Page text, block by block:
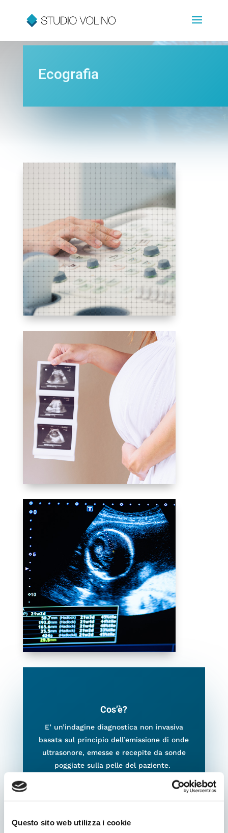
Questo sito web utilizza i cookie
Ecografia
Cos’è?
E’ un’indagine diagnostica non invasiva
basata sul principio dell’emissione di onde
ultrasonore, emesse e recepite da sonde
poggiate sulla pelle del paziente.
Come funziona?